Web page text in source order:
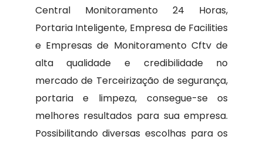
Central Monitoramento 24 Horas,
Portaria Inteligente, Empresa de Facilities
e Empresas de Monitoramento Cftv de
alta qualidade e credibilidade no
mercado de Terceirização de segurança,
portaria e limpeza, consegue-se os
melhores resultados para sua empresa.
Possibilitando diversas escolhas para os